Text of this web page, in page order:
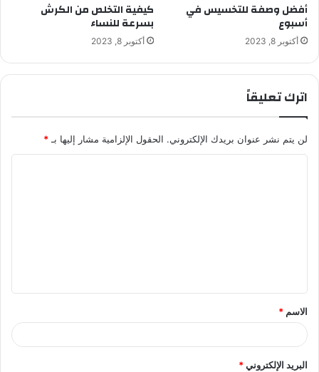
أفضل وصفة للتخسيس في
أسبوع
أكتوبر 8, 2023
كيفية التخلص من الكرش
بسرعة للنساء
أكتوبر 8, 2023
اترك تعليقاً
لن يتم نشر عنوان بريدك الإلكتروني. الحقول الإلزامية مشار إليها بـ*
ق
*
الاسم *
البريد الإلكتروني*